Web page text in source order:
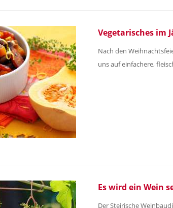
Vegetarisches im
Nach den
uns auf einfachere,
Es wird ein Wein
Der Steirische